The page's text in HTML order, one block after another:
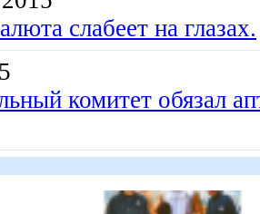
слабеет на глазах.
комитет обязал